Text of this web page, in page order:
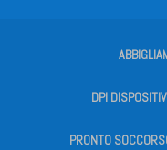
DPI
PRONTO